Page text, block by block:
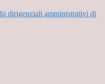
dirigenziali amministrativi di